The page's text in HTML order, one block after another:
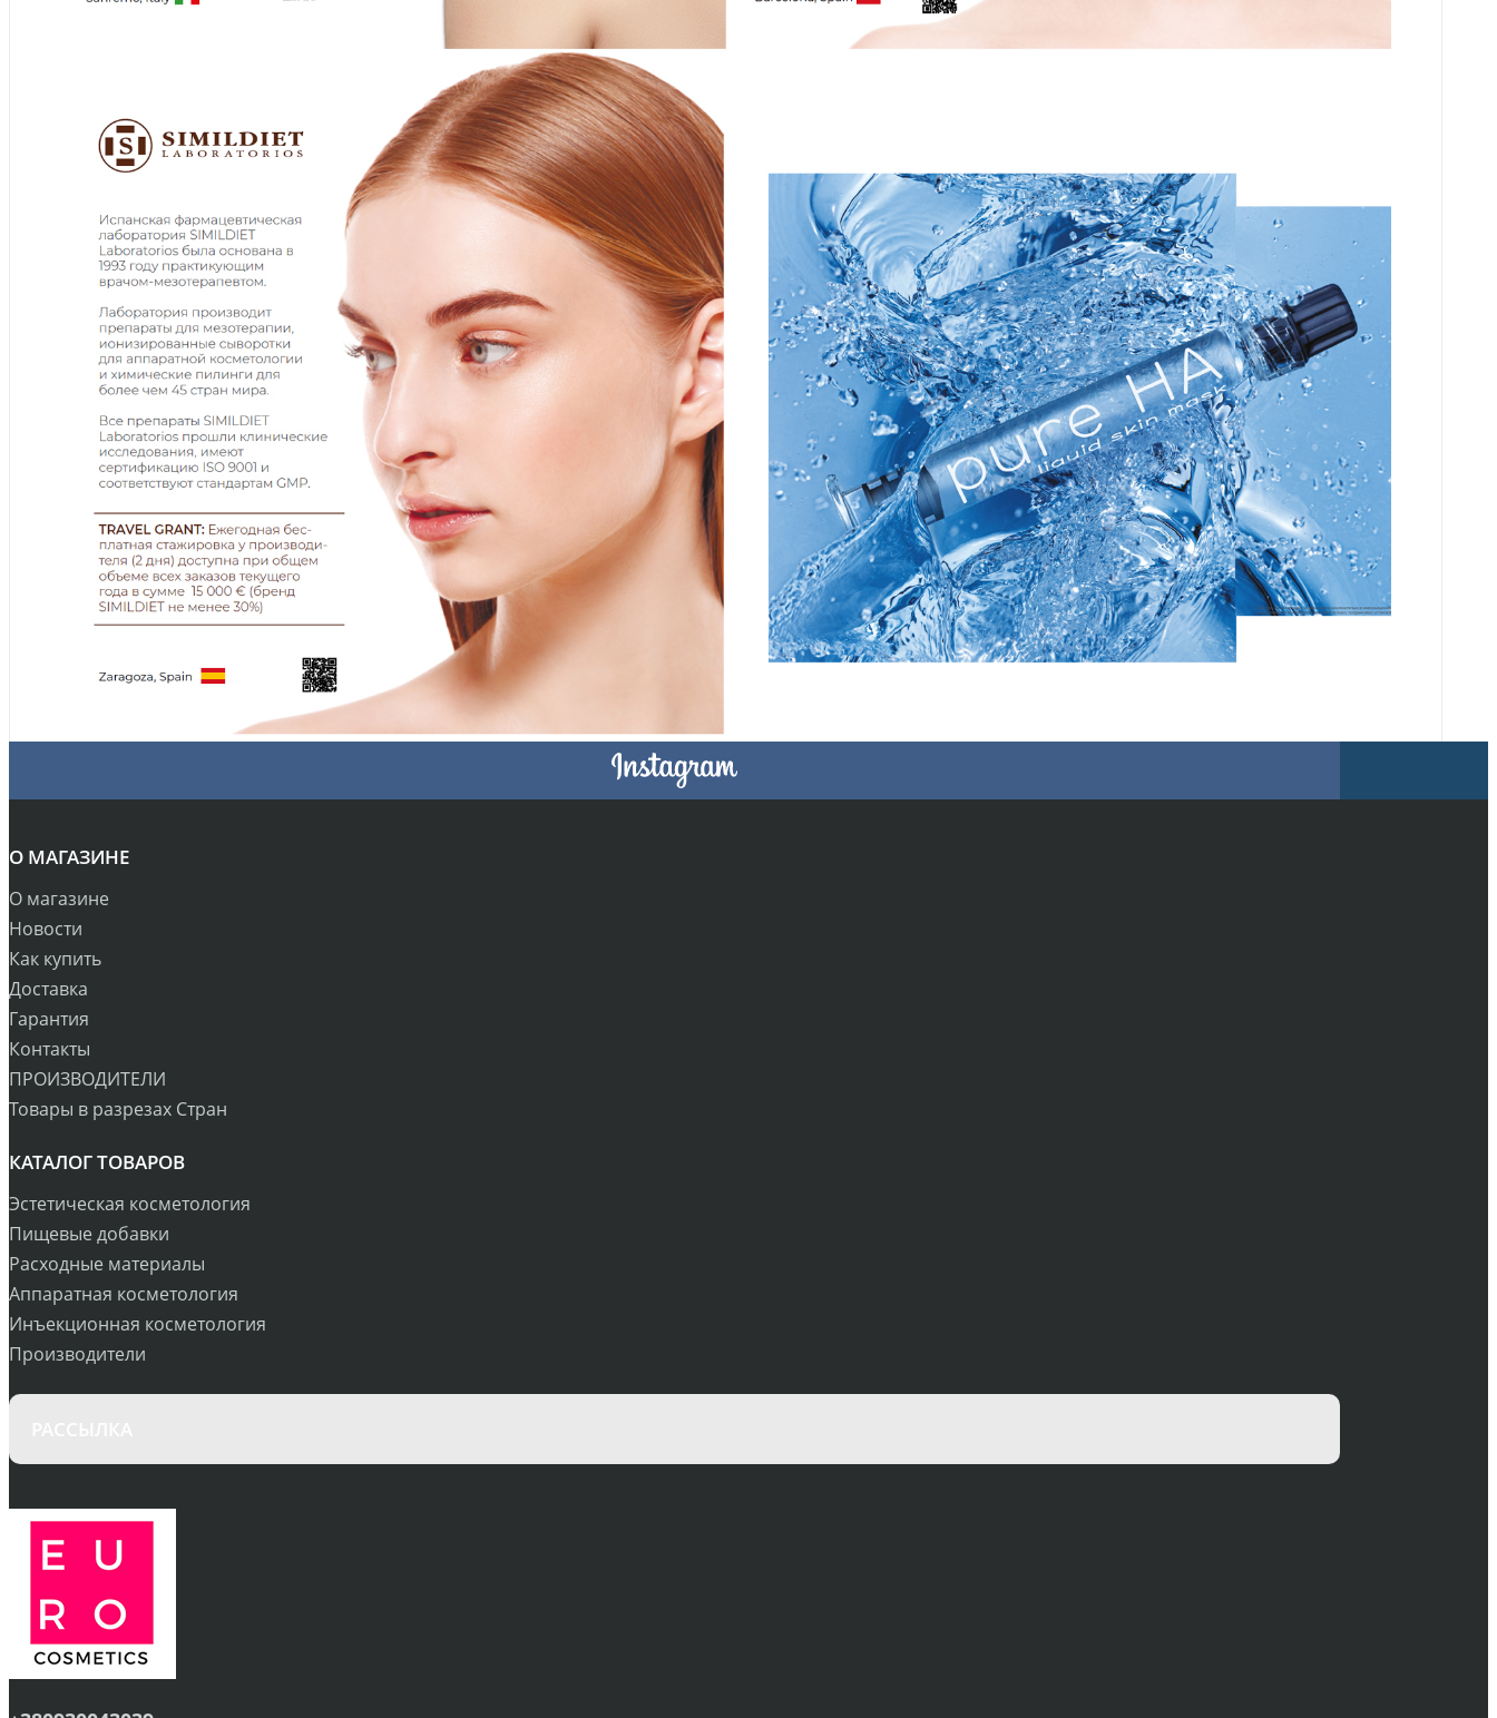
О МАГАЗИНЕ
О магазине
Новости
Как купить
Доставка
Гарантия
Контакты
ПРОИЗВОДИТЕЛИ
Товары в разрезах Стран
КАТАЛОГ ТОВАРОВ
Эстетическая косметология
Пищевые добавки
Расходные материалы
Аппаратная косметология
Инъекционная косметология
Производители